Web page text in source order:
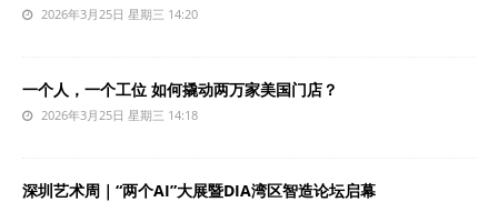
2026年3月25日 星期三 14:20
一个人，一个工位 如何撬动两万家美国门店？
2026年3月25日 星期三 14:18
深圳艺术周｜“两个AI”大展暨DIA湾区智造论坛启幕